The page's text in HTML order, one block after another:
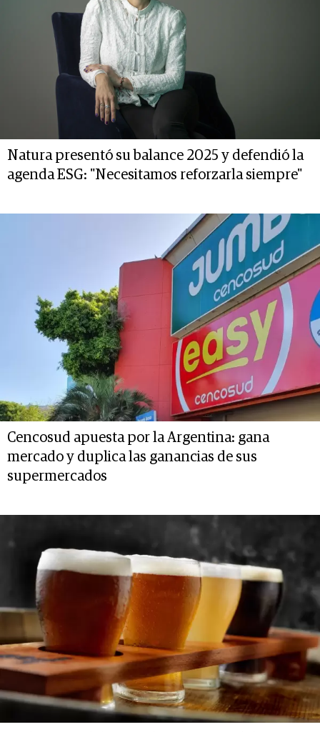
Natura presentó su balance 2025 y defendió la
agenda ESG: "Necesitamos reforzarla siempre"
Cencosud apuesta por la Argentina: gana
mercado y duplica las ganancias de sus
supermercados